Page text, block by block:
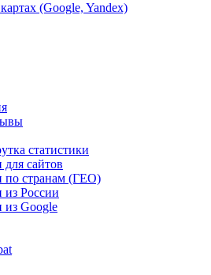
(Google, Yandex)
статистики
для сайтов
по странам (ГЕО)
из России
из Google